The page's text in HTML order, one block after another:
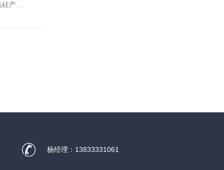
产量
杨经理：13833331061